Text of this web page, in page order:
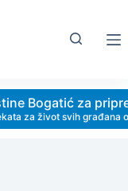
Bogatić za
za život svih